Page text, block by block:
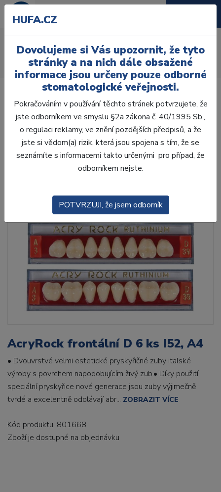
Úvod Zuby
AcryRock
AcryRock frontální D 6 ks I52, A4
AcryRock frontální D 6 ks I52, A4
• Dvouvrstvé velmi estetické pryskyřičné zuby italské
výroby s povrchem napodobujícím živý zub.• Díky použití
speciální pryskyřice nové generace jsou zuby výjimečně
tvrdé a excelentně odolávají abr... ZOBRAZIT VÍCE
Kód produktu: 801668
Zboží je dostupné na objednávku
HUFA.CZ
Dovolujeme si Vás upozornit, že tyto
stránky a na nich dále obsažené
informace jsou určeny pouze odborné
stomatologické veřejnosti.
Pokračováním v používání těchto stránek potvrzujete, že
jste odborníkem ve smyslu §2a zákona č. 40/1995 Sb.,
o regulaci reklamy, ve znění pozdějších předpisů, a že
jste si vědom(a) rizik, která jsou spojena s tím, že se
seznámíte s informacemi takto určenými pro případ, že
odborníkem nejste.
POTVRZUJI, že jsem odborník